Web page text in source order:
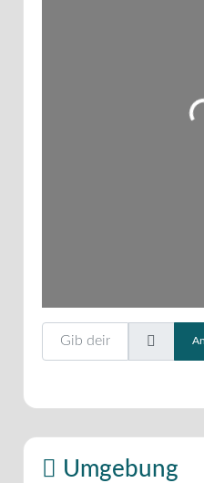
Gib deinen Standort ein.
Umgebung